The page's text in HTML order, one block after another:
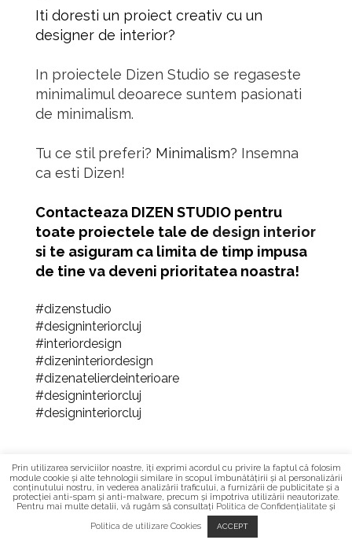
Iti doresti un proiect creativ cu un
designer de interior?
In proiectele Dizen Studio se regaseste
minimalimul deoarece suntem pasionati
de minimalism.
Tu ce stil preferi? Minimalism? Insemna
ca esti Dizen!
Contacteaza DIZEN STUDIO pentru
toate proiectele tale de design interior
si te asiguram ca limita de timp impusa
de tine va deveni prioritatea noastra!
#dizenstudio
#designinteriorcluj
#interiordesign
#dizeninteriordesign
#dizenatelierdeinterioare
#designinteriorcluj
#designinteriorcluj
Prin utilizarea serviciilor noastre, îți exprimi acordul cu privire la faptul că folosim
module cookie și alte tehnologii similare în scopul îmbunătățirii și al personalizării
conținutului nostru, în vederea analizării traficului, a furnizării de publicitate și a
protecției anti-spam și anti-malware, precum și împotriva utilizării neautorizate.
Pentru mai multe detalii, vă rugăm să consultați Politica de Confidențialitate și
Politica de utilizare Cookies
ACCEPT